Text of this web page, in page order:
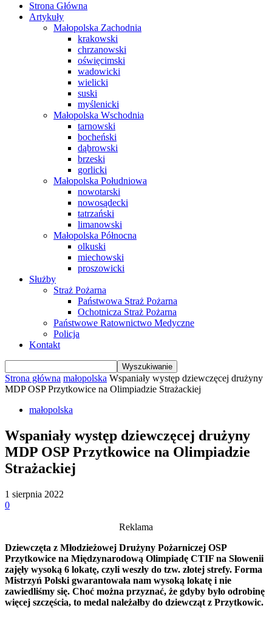
Strona Główna
Artykuły
Małopolska Zachodnia
krakowski
chrzanowski
oświęcimski
wadowicki
wielicki
suski
myślenicki
Małopolska Wschodnia
tarnowski
bocheński
dąbrowski
brzeski
gorlicki
Małopolska Południowa
nowotarski
nowosądecki
tatrzański
limanowski
Małopolska Północna
olkuski
miechowski
proszowicki
Służby
Straż Pożarna
Państwowa Straż Pożarna
Ochotnicza Straż Pożarna
Państwowe Ratownictwo Medyczne
Policja
Kontakt
Strona główna małopolska Wspaniały występ dziewczęcej drużyny
MDP OSP Przytkowice na Olimpiadzie Strażackiej
małopolska
Wspaniały występ dziewczęcej drużyny
MDP OSP Przytkowice na Olimpiadzie
Strażackiej
1 sierpnia 2022
0
Reklama
Dziewczęta z Młodzieżowej Drużyny Pożarniczej OSP
Przytkowice na Międzynarodową Olimpiadę CTIF na Słowenii
zajęły wysoką 6 lokatę, czyli weszły do tzw. złotej strefy. Forma
Mistrzyń Polski gwarantowała nam wysoką lokatę i nie
zawiedliśmy się. Choć można przyznać, że gdyby było odrobinę
więcej szczęścia, to medal należałby do dziewcząt z Przytkowic.